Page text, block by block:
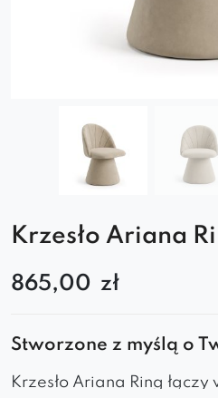
Krzesło Ariana
865,00 zł
Stworzone z myślą o
Krzesło Ariana Ring